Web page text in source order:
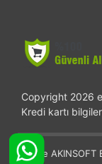
Copyright 2026
Kredi kartı
Bu site AKINSOFT